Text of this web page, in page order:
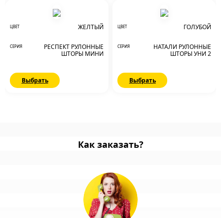
ЦВЕТ ЖЕЛТЫЙ
СЕРИЯ
РЕСПЕКТ РУЛОННЫЕ
ШТОРЫ МИНИ
Выбрать
ЦВЕТ ГОЛУБОЙ
СЕРИЯ
НАТАЛИ РУЛОННЫЕ
ШТОРЫ УНИ 2
Выбрать
Как заказать?